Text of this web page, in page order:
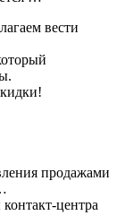
вести
продажами
центра